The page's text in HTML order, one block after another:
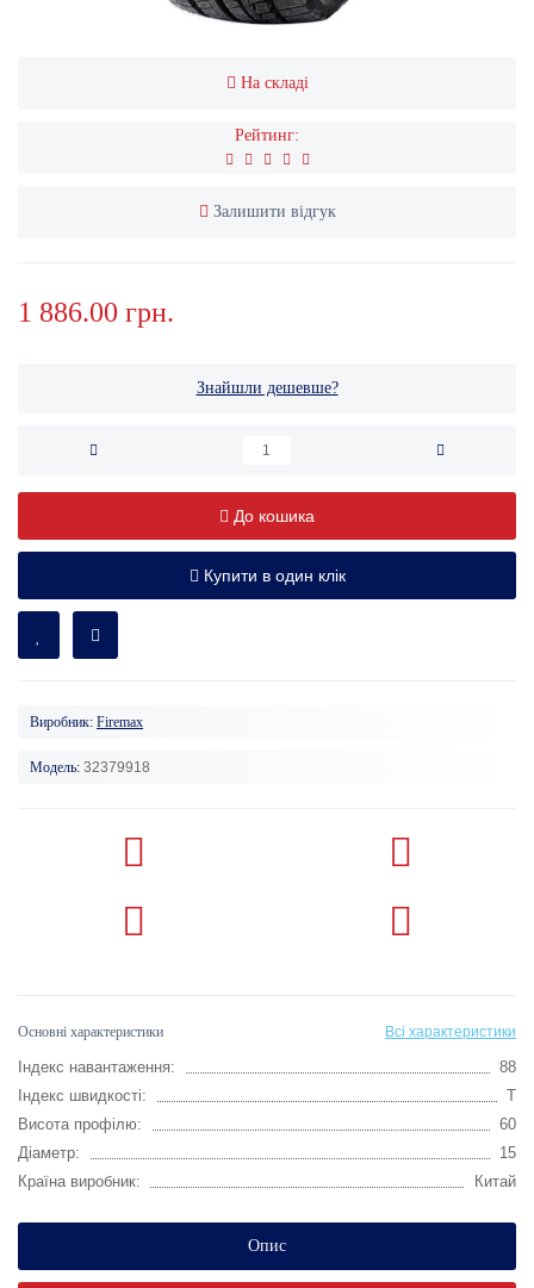
На складі
Рейтинг:
Залишити відгук
1 886.00 грн.
Знайшли дешевше?
До кошика
Купити в один клік
Виробник: Firemax
Модель: 32379918
Основні характеристики Всі характеристики
Індекс навантаження:
88
Індекс швидкості:
T
Висота профілю:
60
Діаметр:
15
Країна виробник:
Китай
Опис